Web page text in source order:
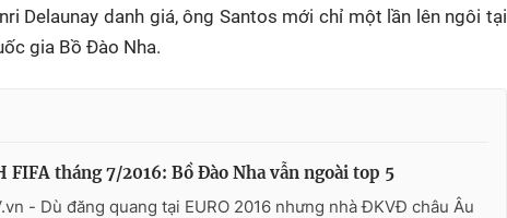
Delaunay danh giá, ông Santos mới chỉ một lần lên ngôi tại
gia Bồ Đào Nha.
FIFA tháng 7/2016: Bồ Đào Nha vẫn ngoài top 5
- Dù đăng quang tại EURO 2016 nhưng nhà ĐKVĐ châu Âu